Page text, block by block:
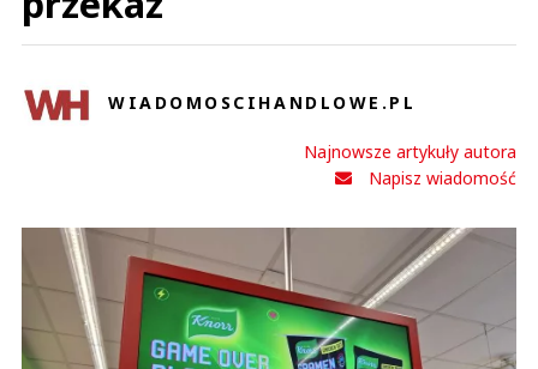
WIADOMOSCIHANDLOWE.PL
Najnowsze artykuły autora
Napisz wiadomość